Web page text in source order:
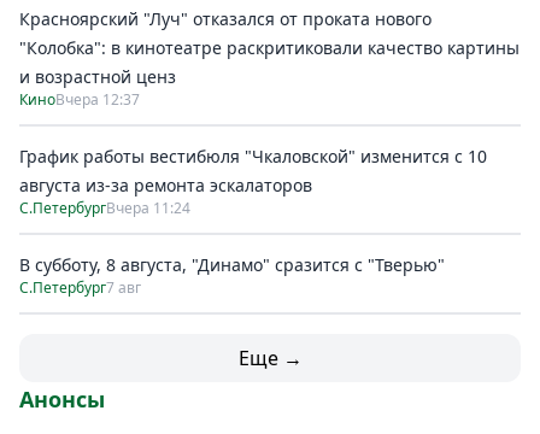
Красноярский "Луч" отказался от проката нового
"Колобка": в кинотеатре раскритиковали качество картины
и возрастной ценз
КиноВчера 12:37
График работы вестибюля "Чкаловской" изменится с 10
августа из-за ремонта эскалаторов
С.ПетербургВчера 11:24
В субботу, 8 августа, "Динамо" сразится с "Тверью"
С.Петербург7 авг
Еще →
Анонсы